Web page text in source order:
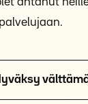
myös